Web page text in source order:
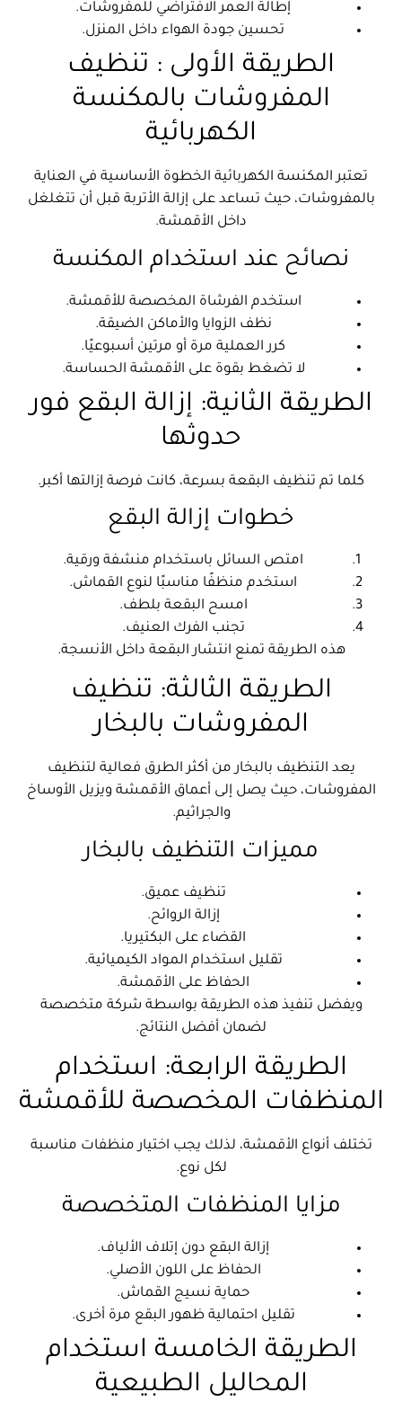
إطالة العمر الافتراضي للمفروشات.
تحسين جودة الهواء داخل المنزل.
الطريقة الأولى : تنظيف
المفروشات بالمكنسة
الكهربائية
تعتبر المكنسة الكهربائية الخطوة الأساسية في العناية
بالمفروشات، حيث تساعد على إزالة الأتربة قبل أن تتغلغل
داخل الأقمشة.
نصائح عند استخدام المكنسة
استخدم الفرشاة المخصصة للأقمشة.
نظف الزوايا والأماكن الضيقة.
كرر العملية مرة أو مرتين أسبوعيًا.
لا تضغط بقوة على الأقمشة الحساسة.
الطريقة الثانية: إزالة البقع فور
حدوثها
كلما تم تنظيف البقعة بسرعة، كانت فرصة إزالتها أكبر.
خطوات إزالة البقع
امتص السائل باستخدام منشفة ورقية.
استخدم منظفًا مناسبًا لنوع القماش.
امسح البقعة بلطف.
تجنب الفرك العنيف.
هذه الطريقة تمنع انتشار البقعة داخل الأنسجة.
الطريقة الثالثة: تنظيف
المفروشات بالبخار
يعد التنظيف بالبخار من أكثر الطرق فعالية لتنظيف
المفروشات، حيث يصل إلى أعماق الأقمشة ويزيل الأوساخ
والجراثيم.
مميزات التنظيف بالبخار
تنظيف عميق.
إزالة الروائح.
القضاء على البكتيريا.
تقليل استخدام المواد الكيميائية.
الحفاظ على الأقمشة.
ويفضل تنفيذ هذه الطريقة بواسطة شركة متخصصة
لضمان أفضل النتائج.
الطريقة الرابعة: استخدام
المنظفات المخصصة للأقمشة
تختلف أنواع الأقمشة، لذلك يجب اختيار منظفات مناسبة
لكل نوع.
مزايا المنظفات المتخصصة
إزالة البقع دون إتلاف الألياف.
الحفاظ على اللون الأصلي.
حماية نسيج القماش.
تقليل احتمالية ظهور البقع مرة أخرى.
الطريقة الخامسة استخدام
المحاليل الطبيعية